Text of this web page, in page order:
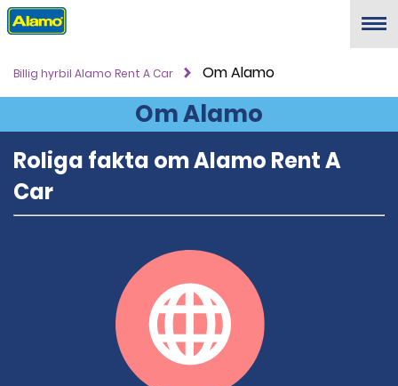
Menu
Billig hyrbil Alamo Rent A Car Om Alamo
Om Alamo
Roliga fakta om Alamo Rent A
Car